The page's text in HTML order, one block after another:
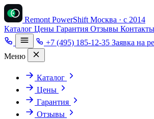
Remont PowerShift Москва · с 2014
Каталог Цены Гарантия Отзывы Контакты
+7 (495) 185-12-35 Заявка на
Меню
Каталог
Цены
Гарантия
Отзывы